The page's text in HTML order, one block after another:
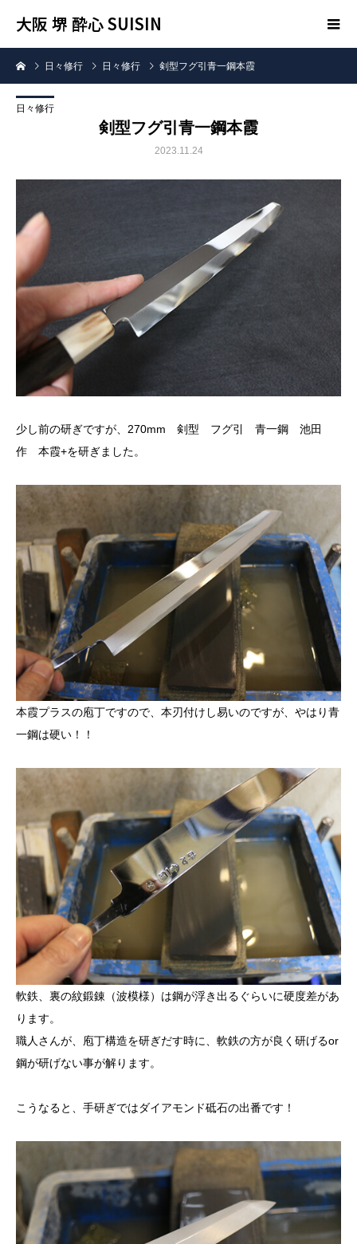
大阪 堺 酔心 SUISIN
日々修行 日々修行 剣型フグ引青一鋼本霞
日々修行
剣型フグ引青一鋼本霞
2023.11.24
少し前の研ぎですが、270mm 剣型 フグ引 青一鋼 池田
作 本霞+を研ぎました。
本霞プラスの庖丁ですので、本刃付けし易いのですが、やはり青
一鋼は硬い！！
軟鉄、裏の紋鍛錬（波模様）は鋼が浮き出るぐらいに硬度差があ
ります。
職人さんが、庖丁構造を研ぎだす時に、軟鉄の方が良く研げるor
鋼が研げない事が解ります。
こうなると、手研ぎではダイアモンド砥石の出番です！